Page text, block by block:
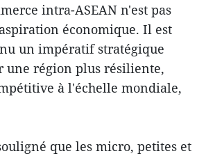
intra-ASEAN n'est pas
économique. Il est
un impératif stratégique
une région plus résiliente,
à l'échelle mondiale,
que les micro, petites et